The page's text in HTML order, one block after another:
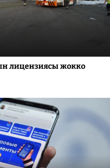
лицензиясы жокко